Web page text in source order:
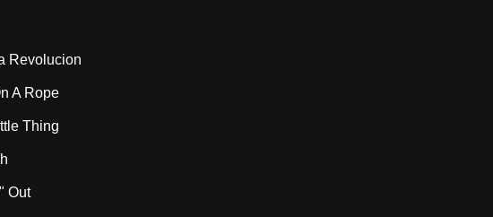
Revolucion
A Rope
Thing
Out